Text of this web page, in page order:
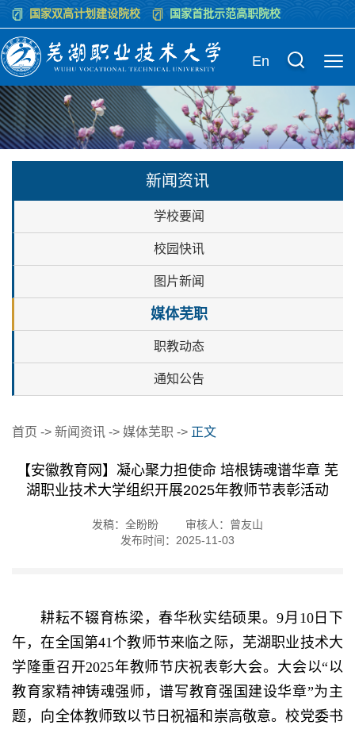
国家双高计划建设院校 国家首批示范高职院校
En
新闻资讯
学校要闻
校园快讯
图片新闻
媒体芜职
职教动态
通知公告
首页 -> 新闻资讯 -> 媒体芜职 -> 正文
【安徽教育网】凝心聚力担使命 培根铸魂谱华章 芜
湖职业技术大学组织开展2025年教师节表彰活动
发稿：全盼盼
审核人：曾友山
发布时间：2025-11-03
耕耘不辍育栋梁，春华秋实结硕果。9月10日下
午，在全国第41个教师节来临之际，芜湖职业技术大
学隆重召开2025年教师节庆祝表彰大会。大会以“以
教育家精神铸魂强师，谱写教育强国建设华章”为主
题，向全体教师致以节日祝福和崇高敬意。校党委书